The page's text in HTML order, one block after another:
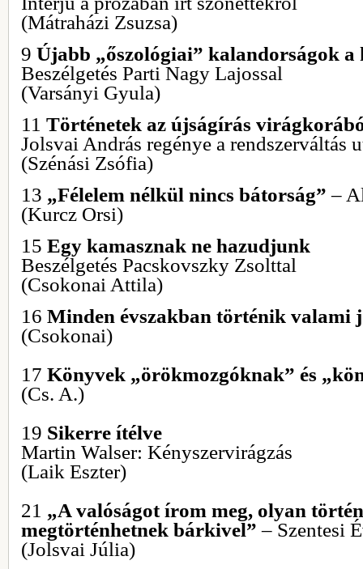
(Mátraházi Zsuzsa)
9 Újabb „őszológiai” kalandorságok
Beszélgetés Parti Nagy Lajossal
(Varsányi Gyula)
11 Történetek az újságírás
Jolsvai András regénye a rendszerváltás
(Szénási Zsófia)
13 „Félelem nélkül nincs bátorság”–
(Kurcz Orsi)
15 Egy kamasznak ne hazudjunk
Beszélgetés Pacskovszky Zsolttal
(Csokonai Attila)
16 Minden évszakban történik valami
(Csokonai)
17 Könyvek „örökmozgóknak” és
(Cs. A.)
19 Sikerre ítélve
Martin Walser: Kényszervirágzás
(Laik Eszter)
21 „A valóságot írom meg, olyan
megtörténhetnek bárkivel” – Szentesi
(Jolsvai Júlia)